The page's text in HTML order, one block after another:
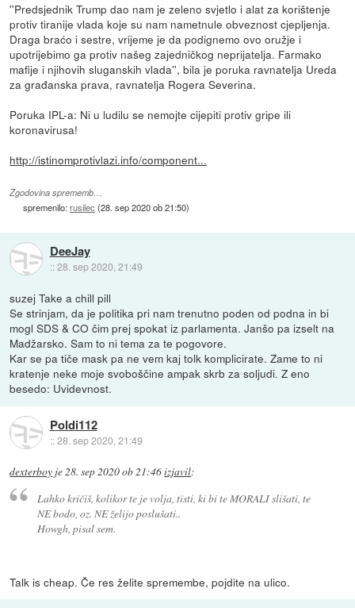
''Predsjednik Trump dao nam je zeleno svjetlo i alat za korištenje
protiv tiranije vlada koje su nam nametnule obveznost cjepljenja.
Draga braćo i sestre, vrijeme je da podignemo ovo oružje i
upotrijebimo ga protiv našeg zajedničkog neprijatelja. Farmako
mafije i njihovih sluganskih vlada'', bila je poruka ravnatelja Ureda
za građanska prava, ravnatelja Rogera Severina.
Poruka IPL-a: Ni u ludilu se nemojte cijepiti protiv gripe ili
koronavirusa!
http://istinomprotivlazi.info/component...
Zgodovina sprememb…
spremenilo:rusilec (28. sep 2020 ob 21:50)
DeeJay
::28. sep 2020, 21:49
suzej Take a chill pill
Se strinjam, da je politika pri nam trenutno poden od podna in bi
mogl SDS & CO čim prej spokat iz parlamenta. Janšo pa izselt na
Madžarsko. Sam to ni tema za te pogovore.
Kar se pa tiče mask pa ne vem kaj tolk komplicirate. Zame to ni
kratenje neke moje svoboščine ampak skrb za soljudi. Z eno
besedo: Uvidevnost.
Poldi112
::28. sep 2020, 21:49
dexterboy je28. sep 2020 ob 21:46izjavil:
Lahko kričiš, kolikor te je volja, tisti, ki bi te MORALI slišati, te
NE bodo, oz. NE želijo poslušati..
Howgh, pisal sem.
Talk is cheap. Če res želite spremembe, pojdite na ulico.